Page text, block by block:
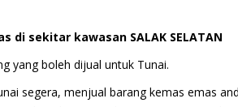
di sekitar kawasan SALAK SELATAN
yang boleh dijual untuk Tunai.
segera, menjual barang kemas emas